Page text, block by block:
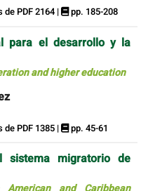
de PDF 2164 | pp. 185-208
para el desarrollo y la
and higher education
de PDF 1385 | pp. 45-61
migratorio de